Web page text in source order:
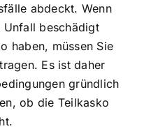
abdeckt. Wenn
Unfall beschädigt
haben, müssen Sie
Es ist daher
gründlich
ob die Teilkasko